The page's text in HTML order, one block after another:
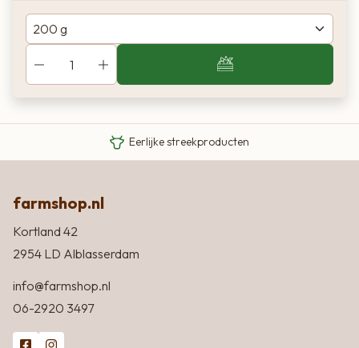
Eigen Limousin runderen
Eerlijke streekproducten
farmshop.nl
Kortland 42
2954 LD Alblasserdam
info@farmshop.nl
06-2920 3497